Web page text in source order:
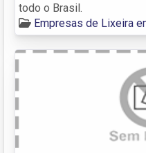
todo o Brasil.
Empresas de Lixeira